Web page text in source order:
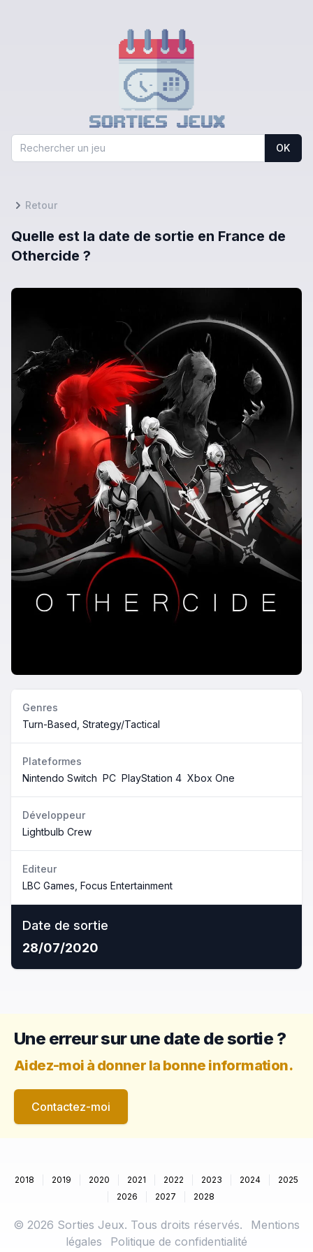
OK
Retour
Quelle est la date de sortie en France de
Othercide ?
Genres
Turn-Based, Strategy/Tactical
Plateformes
Nintendo Switch PC PlayStation 4 Xbox One
Développeur
Lightbulb Crew
Editeur
LBC Games, Focus Entertainment
Date de sortie
28/07/2020
Une erreur sur une date de sortie ?
Aidez-moi à donner la bonne information.
Contactez-moi
2018 2019 2020 2021 2022 2023 2024
2025
2026
2027 2028
© 2026 Sorties Jeux. Tous droits réservés.
Mentions
légales
Politique de confidentialité